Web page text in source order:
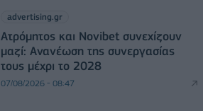
advertising.gr
Ατρόμητος και Novibet συνεχίζουν
μαζί: Ανανέωση της συνεργασίας
τους μέχρι το 2028
07/08/2026 - 08:47